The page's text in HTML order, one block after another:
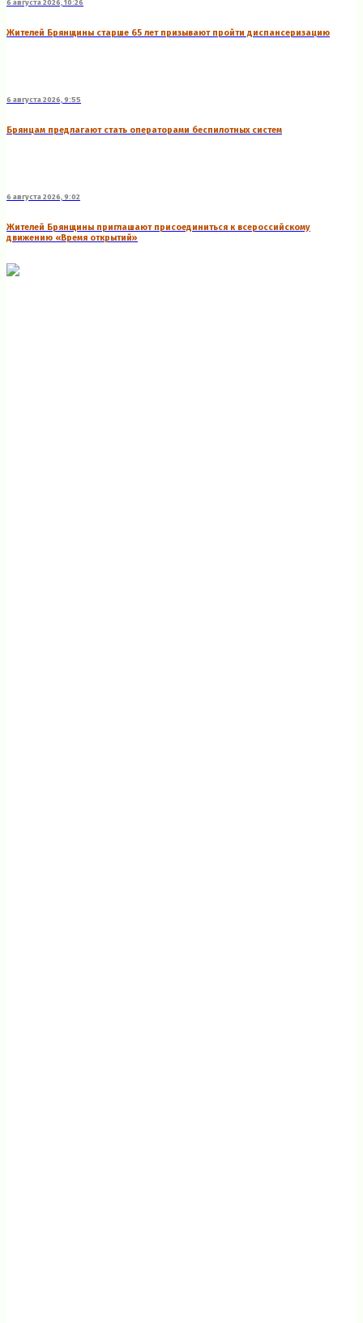
6 августа 2026, 10:26
Жителей Брянщины старше 65 лет призывают пройти диспансеризацию
6 августа 2026, 9:55
Брянцам предлагают стать оперaторами бeспилотных систeм
6 августа 2026, 9:02
Жителей Брянщины приглашают присоединиться к всероссийскому
движению «Время открытий»